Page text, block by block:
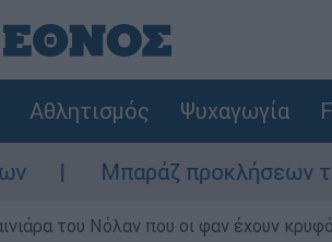
Αθλητισμός Ψυχαγωγία
Μπαράζ προκλήσεων της
του Νόλαν που οι φαν έχουν